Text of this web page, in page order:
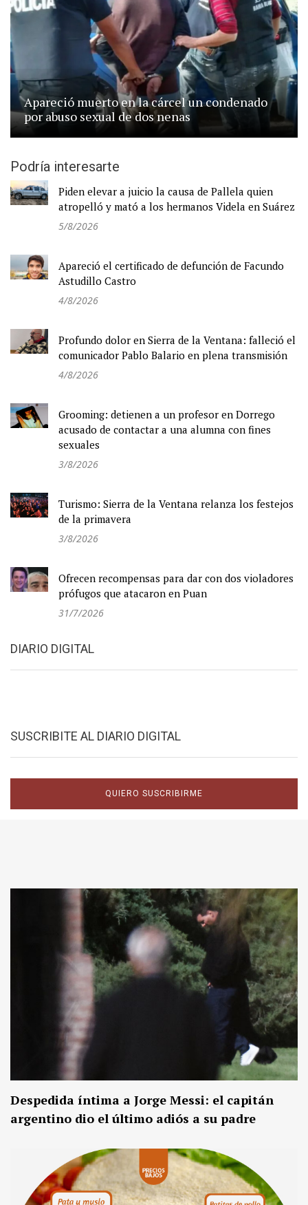
Apareció muerto en la cárcel un condenado
por abuso sexual de dos nenas
Podría interesarte
Piden elevar a juicio la causa de Pallela quien
atropelló y mató a los hermanos Videla en Suárez
5/8/2026
Apareció el certificado de defunción de Facundo
Astudillo Castro
4/8/2026
Profundo dolor en Sierra de la Ventana: falleció el
comunicador Pablo Balario en plena transmisión
4/8/2026
Grooming: detienen a un profesor en Dorrego
acusado de contactar a una alumna con fines
sexuales
3/8/2026
Turismo: Sierra de la Ventana relanza los festejos
de la primavera
3/8/2026
Ofrecen recompensas para dar con dos violadores
prófugos que atacaron en Puan
31/7/2026
DIARIO DIGITAL
SUSCRIBITE AL DIARIO DIGITAL
QUIERO SUSCRIBIRME
Despedida íntima a Jorge Messi: el capitán
argentino dio el último adiós a su padre